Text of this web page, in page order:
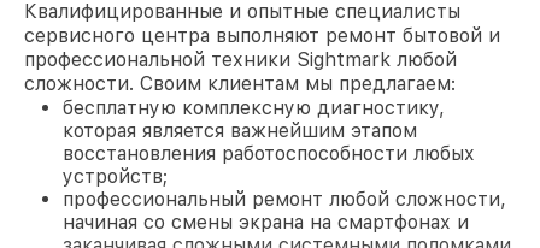
Квалифицированные и опытные специалисты
сервисного центра выполняют ремонт бытовой и
профессиональной техники Sightmark любой
сложности. Своим клиентам мы предлагаем:
бесплатную комплексную диагностику,
которая является важнейшим этапом
восстановления работоспособности любых
устройств;
профессиональный ремонт любой сложности,
начиная со смены экрана на смартфонах и